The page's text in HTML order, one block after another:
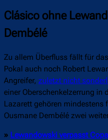
Clásico ohne
Dembélé
Zu allem Überfluss fällt für
Pokal auch noch Robert
Angreifer, zuletzt nicht
einer Oberschenkelzerrung in
Lazarett gehören mindestens
Ousmane Dembélé zwei
» Lewandowski verpasst